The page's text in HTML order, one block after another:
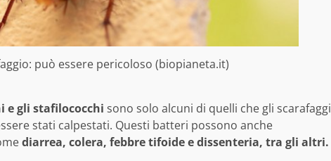
può essere pericoloso (biopianeta.it)
e gli stafilococchi sono solo alcuni di quelli che gli scarafaggi
stati calpestati. Questi batteri possono anche
diarrea, colera, febbre tifoide e dissenteria, tra gli altri.